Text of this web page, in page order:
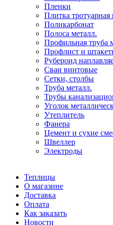
Пленки
Плитка
Поликарбонат
Полоса металл.
Профильная труба
Профлист и
Рубероид
Сваи винтовые
Сетки, столбы
Труба металл.
Трубы
Уголок
Утеплитель
Фанера
Цемент и сухие
Швеллер
Электроды
Теплицы
О магазине
Доставка
Оплата
Как заказать
Новости